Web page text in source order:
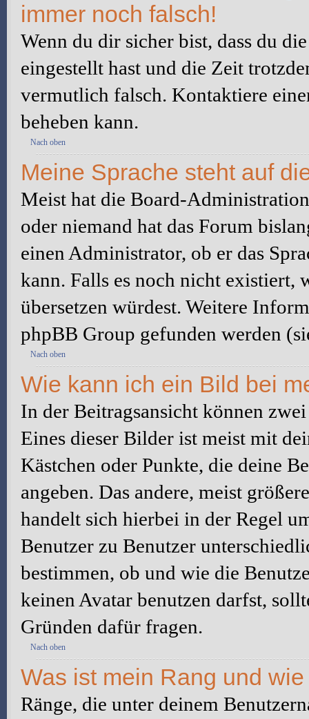
immer noch falsch!
Wenn du dir sicher bist, dass du
eingestellt hast und die Zeit
vermutlich falsch. Kontaktiere
beheben kann.
Nach oben
Meine Sprache steht auf
Meist hat die Board-
oder niemand hat das Forum
einen Administrator, ob er das
kann. Falls es noch nicht existiert,
übersetzen würdest. Weitere
phpBB Group gefunden werden
Nach oben
Wie kann ich ein Bild bei
In der Beitragsansicht können
Eines dieser Bilder ist meist mit
Kästchen oder Punkte, die deine
angeben. Das andere, meist
handelt sich hierbei in der Regel
Benutzer zu Benutzer
bestimmen, ob und wie die
keinen Avatar benutzen darfst,
Gründen dafür fragen.
Nach oben
Was ist mein Rang und
Ränge, die unter deinem